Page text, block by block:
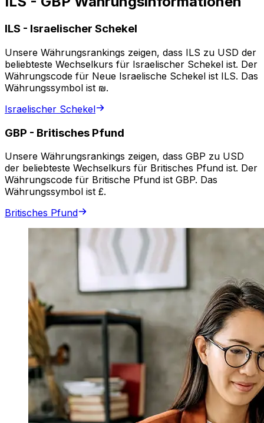
ILS - Israelischer Schekel
Unsere Währungsrankings zeigen, dass ILS zu USD der
beliebteste Wechselkurs für Israelischer Schekel ist. Der
Währungscode für Neue Israelische Schekel ist ILS. Das
Währungssymbol ist ₪.
Israelischer Schekel
GBP - Britisches Pfund
Unsere Währungsrankings zeigen, dass GBP zu USD
der beliebteste Wechselkurs für Britisches Pfund ist. Der
Währungscode für Britische Pfund ist GBP. Das
Währungssymbol ist £.
Britisches Pfund